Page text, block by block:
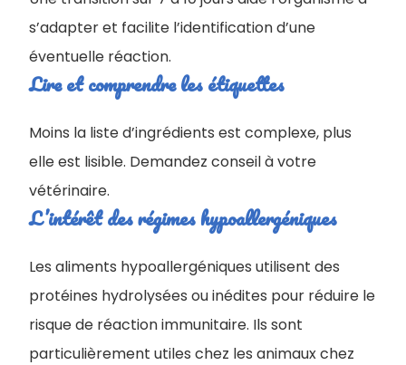
s’adapter et facilite l’identification d’une
éventuelle réaction.
Lire et comprendre les étiquettes
Moins la liste d’ingrédients est complexe, plus
elle est lisible. Demandez conseil à votre
vétérinaire.
L’intérêt des régimes hypoallergéniques
Les aliments hypoallergéniques utilisent des
protéines hydrolysées ou inédites pour réduire le
risque de réaction immunitaire. Ils sont
particulièrement utiles chez les animaux chez